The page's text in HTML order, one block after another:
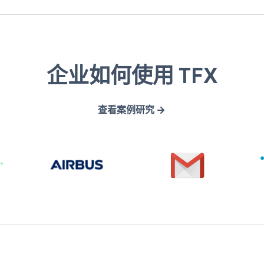
企业如何使用 TFX
查看案例研究
G
m
i